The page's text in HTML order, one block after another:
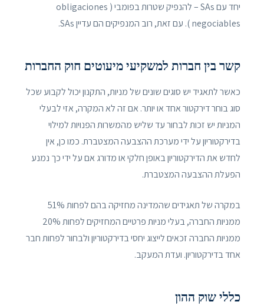
יחד עם SAs – להנפיק שטרות בפומבי ( obligaciones
negociables ). עם זאת, רוב המנפיקים הם עדיין SAs.
קשר בין חברות למשקיעי מיעוטים חוק החברות
כאשר לתאגיד יש סוגים שונים של מניות, התקנון יכול לקבוע שכל
סוג בוחר דירקטור אחד או יותר. אם זה לא המקרה, אזי לבעלי
המניות יש זכות לבחור עד שליש מהמשרות הפנויות למילוי
בדירקטוריון על ידי מערכת ההצבעה המצטברת. כמו כן, אין
לחדש את הדירקטוריון באופן חלקי או מדורג אם על ידי כך נמנע
הפעלת ההצבעה המצטברת.
במקרה של תאגידים שהמדינה מחזיקה בהם לפחות 51%
ממניות החברה, בעלי מניות פרטיים המחזיקים לפחות 20%
ממניות החברה זכאים לייצוג יחסי בדירקטוריון ולבחור לפחות חבר
אחד בדירקטוריון. ועדת המעקב.
כללי שוק ההון